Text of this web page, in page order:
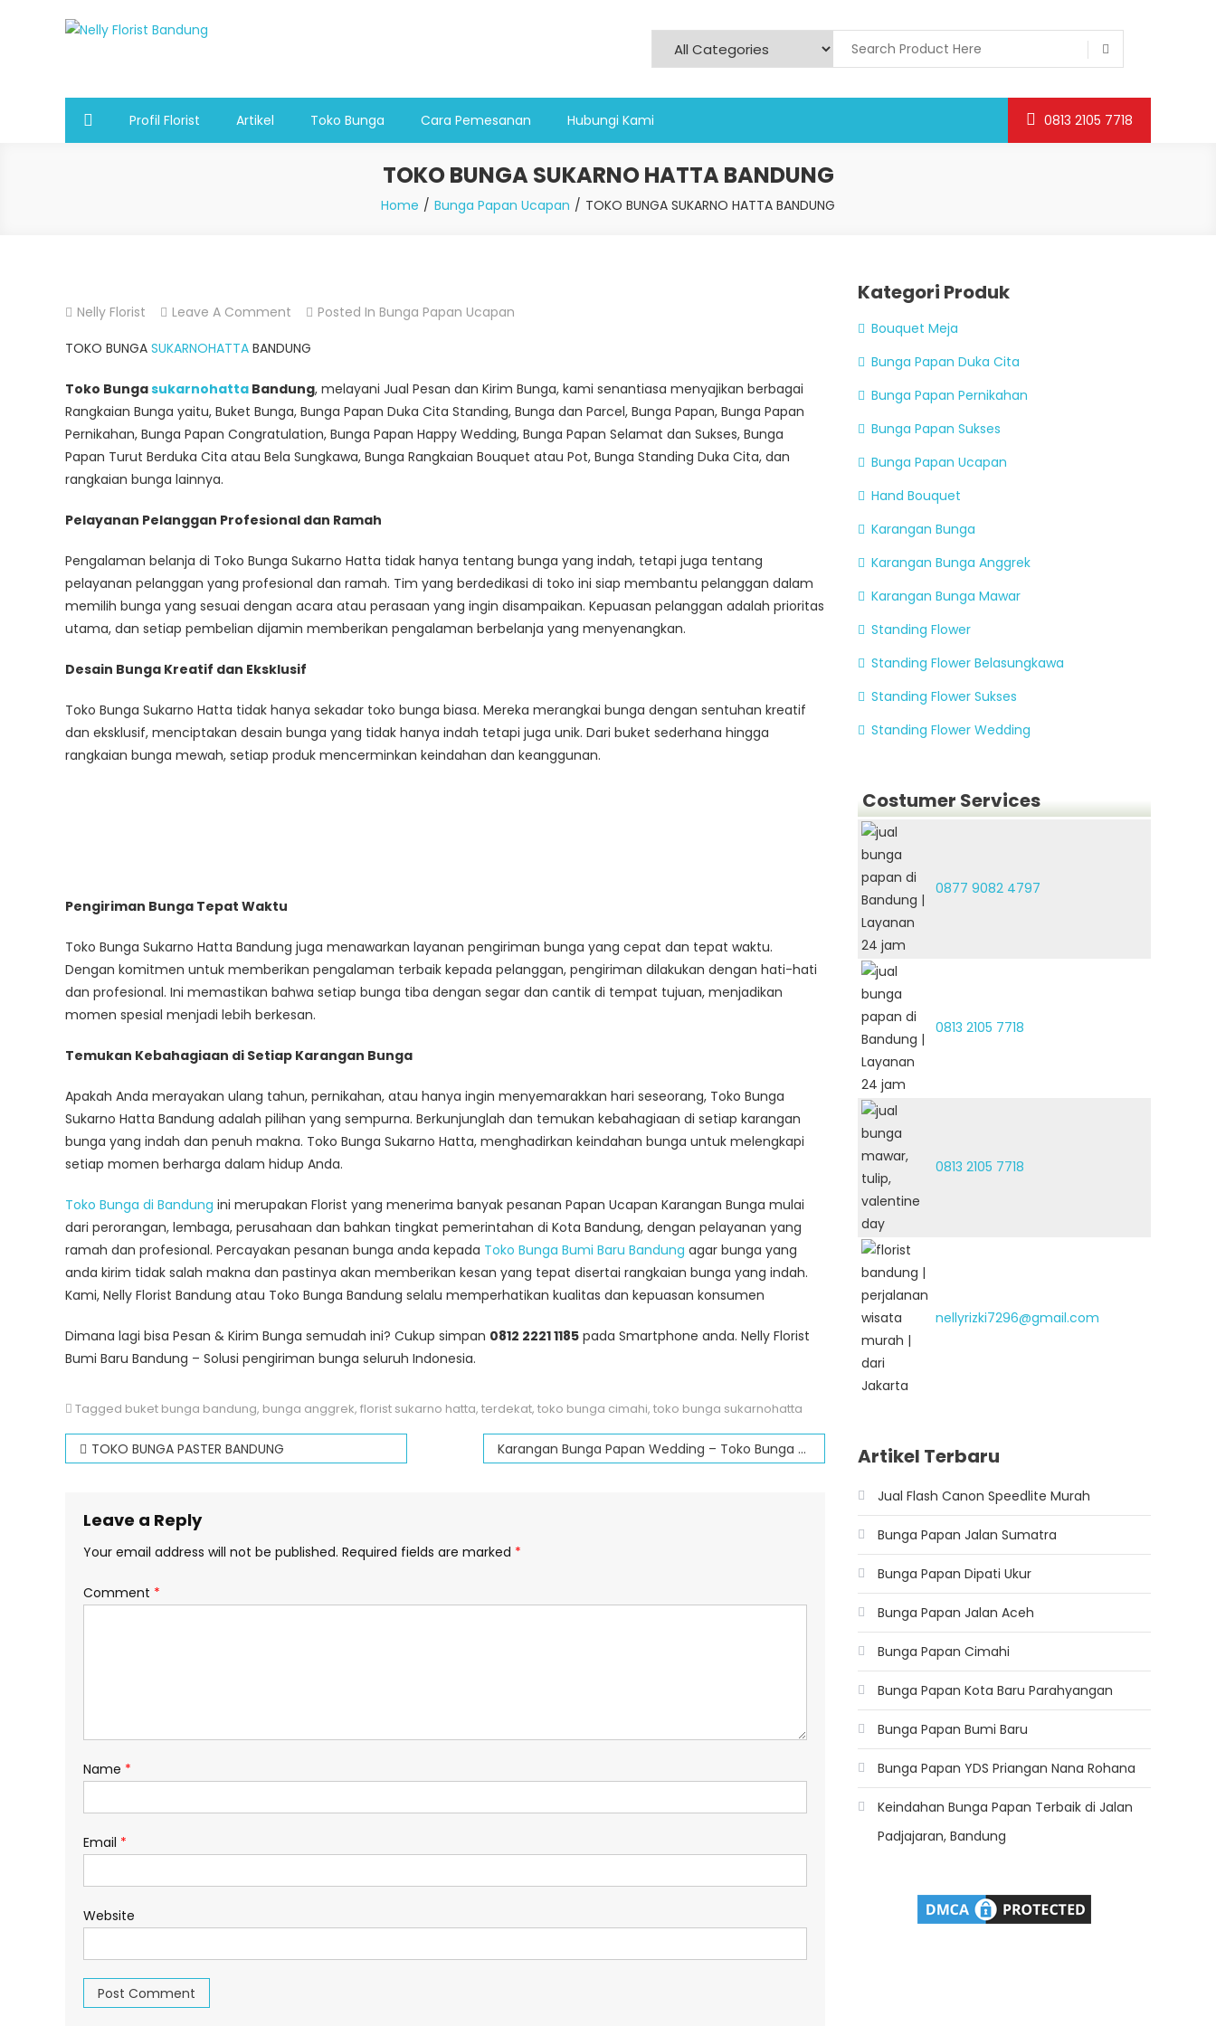
Profil Florist Artikel Toko Bunga Cara Pemesanan Hubungi Kami 0813 2105 7718
TOKO BUNGA SUKARNO HATTA BANDUNG
Home Bunga Papan Ucapan TOKO BUNGA SUKARNO HATTA BANDUNG
Nelly Florist Leave A Comment On
BUNGA
SUKARNO
HATTA
BANDUNG
Posted In Bunga Papan Ucapan
TOKO BUNGA SUKARNOHATTA BANDUNG
Toko Bungasukarnohatta Bandung, melayani Jual Pesan dan Kirim Bunga, kami senantiasa menyajikan berbagai
Rangkaian Bunga yaitu, Buket Bunga, Bunga Papan Duka Cita Standing, Bunga dan Parcel, Bunga Papan, Bunga Papan
Pernikahan, Bunga Papan Congratulation, Bunga Papan Happy Wedding, Bunga Papan Selamat dan Sukses, Bunga
Papan Turut Berduka Cita atau Bela Sungkawa, Bunga Rangkaian Bouquet atau Pot, Bunga Standing Duka Cita, dan
rangkaian bunga lainnya.
Pelayanan Pelanggan Profesional dan Ramah
Pengalaman belanja di Toko Bunga Sukarno Hatta tidak hanya tentang bunga yang indah, tetapi juga tentang
pelayanan pelanggan yang profesional dan ramah. Tim yang berdedikasi di toko ini siap membantu pelanggan dalam
memilih bunga yang sesuai dengan acara atau perasaan yang ingin disampaikan. Kepuasan pelanggan adalah prioritas
utama, dan setiap pembelian dijamin memberikan pengalaman berbelanja yang menyenangkan.
Desain Bunga Kreatif dan Eksklusif
Toko Bunga Sukarno Hatta tidak hanya sekadar toko bunga biasa. Mereka merangkai bunga dengan sentuhan kreatif
dan eksklusif, menciptakan desain bunga yang tidak hanya indah tetapi juga unik. Dari buket sederhana hingga
rangkaian bunga mewah, setiap produk mencerminkan keindahan dan keanggunan.
Pengiriman Bunga Tepat Waktu
Toko Bunga Sukarno Hatta Bandung juga menawarkan layanan pengiriman bunga yang cepat dan tepat waktu.
Dengan komitmen untuk memberikan pengalaman terbaik kepada pelanggan, pengiriman dilakukan dengan hati-hati
dan profesional. Ini memastikan bahwa setiap bunga tiba dengan segar dan cantik di tempat tujuan, menjadikan
momen spesial menjadi lebih berkesan.
Temukan Kebahagiaan di Setiap Karangan Bunga
Apakah Anda merayakan ulang tahun, pernikahan, atau hanya ingin menyemarakkan hari seseorang, Toko Bunga
Sukarno Hatta Bandung adalah pilihan yang sempurna. Berkunjunglah dan temukan kebahagiaan di setiap karangan
bunga yang indah dan penuh makna. Toko Bunga Sukarno Hatta, menghadirkan keindahan bunga untuk melengkapi
setiap momen berharga dalam hidup Anda.
Toko Bunga di Bandung ini merupakan Florist yang menerima banyak pesanan Papan Ucapan Karangan Bunga mulai
dari perorangan, lembaga, perusahaan dan bahkan tingkat pemerintahan di Kota Bandung, dengan pelayanan yang
ramah dan profesional. Percayakan pesanan bunga anda kepada Toko Bunga Bumi Baru Bandung agar bunga yang
anda kirim tidak salah makna dan pastinya akan memberikan kesan yang tepat disertai rangkaian bunga yang indah.
Kami, Nelly Florist Bandung atau Toko Bunga Bandung selalu memperhatikan kualitas dan kepuasan konsumen
Dimana lagi bisa Pesan & Kirim Bunga semudah ini? Cukup simpan 0812 2221 1185 pada Smartphone anda. Nelly Florist
Bumi Baru Bandung – Solusi pengiriman bunga seluruh Indonesia.
Tagged buket bunga bandung, bunga anggrek, florist sukarno hatta, terdekat, toko bunga cimahi, toko bunga sukarnohatta
Post
TOKO BUNGA PASTER BANDUNG Karangan Bunga Papan Wedding – Toko Bunga Palasari Bandung
Leave a Reply
Your email address will not be published. Required fields are marked *
Comment *
Name *
Email *
Website
Kategori Produk
Bouquet Meja
Bunga Papan Duka Cita
Bunga Papan Pernikahan
Bunga Papan Sukses
Bunga Papan Ucapan
Hand Bouquet
Karangan Bunga
Karangan Bunga Anggrek
Karangan Bunga Mawar
Standing Flower
Standing Flower Belasungkawa
Standing Flower Sukses
Standing Flower Wedding
Costumer Services
0877 9082 4797
0813 2105 7718
0813 2105 7718
nellyrizki7296@gmail.com
Artikel Terbaru
Jual Flash Canon Speedlite Murah
Bunga Papan Jalan Sumatra
Bunga Papan Dipati Ukur
Bunga Papan Jalan Aceh
Bunga Papan Cimahi
Bunga Papan Kota Baru Parahyangan
Bunga Papan Bumi Baru
Bunga Papan YDS Priangan Nana Rohana
Keindahan Bunga Papan Terbaik di Jalan
Padjajaran, Bandung